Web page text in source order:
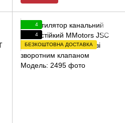
4
4
БЕЗКОШТОВНА ДОСТАВКА